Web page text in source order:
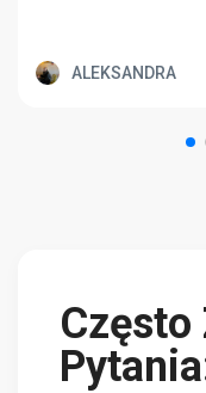
ALEKSANDRA
Często